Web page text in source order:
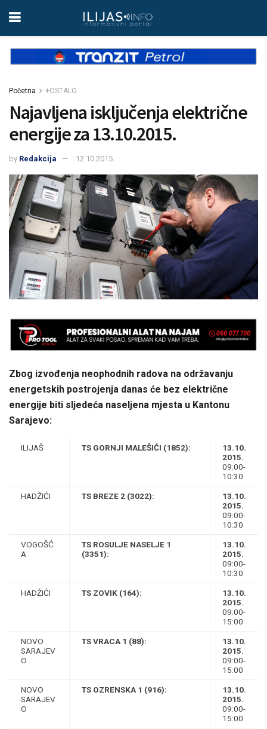
Početna +OSTALO
Najavljena isključenja električne
energije za 13.10.2015.
by Redakcija 12.10.2015.
Zbog izvođenja neophodnih radova na održavanju
energetskih postrojenja danas će bez električne
energije biti sljedeća naseljena mjesta u Kantonu
Sarajevo:
ILIJAŠ TS GORNJI MALEŠIĆI (1852):
13.10.
2015.
09:00-
10:30
HADŽIĆI TS BREZE 2 (3022):
13.10.
2015.
09:00-
10:30
VOGOŠĆ
A
TS ROSULJE NASELJE 1
(3351):
13.10.
2015.
09:00-
10:30
HADŽIĆI TS ZOVIK (164):
13.10.
2015.
09:00-
15:00
NOVO
SARAJEV
O
TS VRACA 1 (88):
13.10.
2015.
09:00-
15:00
NOVO
SARAJEV
O
TS OZRENSKA 1 (916):
13.10.
2015.
09:00-
15:00